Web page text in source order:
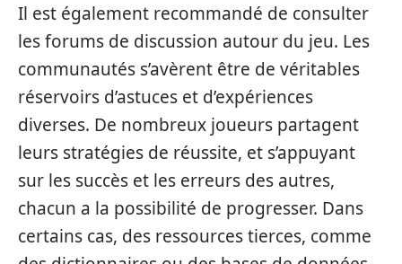
Il est également recommandé de consulter
les forums de discussion autour du jeu. Les
communautés s’avèrent être de véritables
réservoirs d’astuces et d’expériences
diverses. De nombreux joueurs partagent
leurs stratégies de réussite, et s’appuyant
sur les succès et les erreurs des autres,
chacun a la possibilité de progresser. Dans
certains cas, des ressources tierces, comme